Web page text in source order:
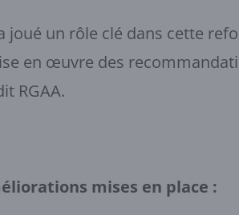
joué un rôle clé dans cette
en œuvre des
RGAA.
mises en place :